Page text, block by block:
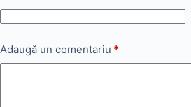
Adaugă un comentariu *